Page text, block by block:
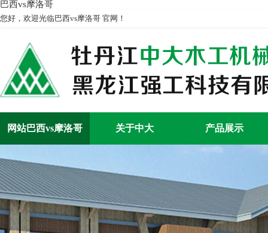
巴西vs摩洛哥
您好，欢迎光临巴西vs摩洛哥 官网！
网站巴西vs摩洛哥 关于中大 产品展示